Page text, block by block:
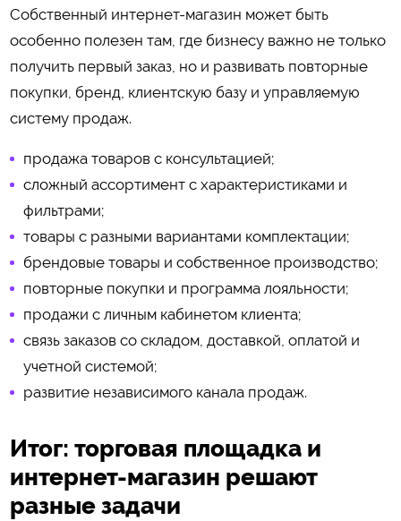
Собственный интернет-магазин может быть
особенно полезен там, где бизнесу важно не только
получить первый заказ, но и развивать повторные
покупки, бренд, клиентскую базу и управляемую
систему продаж.
продажа товаров с консультацией;
сложный ассортимент с характеристиками и
фильтрами;
товары с разными вариантами комплектации;
брендовые товары и собственное производство;
повторные покупки и программа лояльности;
продажи с личным кабинетом клиента;
связь заказов со складом, доставкой, оплатой и
учетной системой;
развитие независимого канала продаж.
Итог: торговая площадка и
интернет-магазин решают
разные задачи